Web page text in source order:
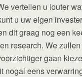
vertellen u louter
u uw eigen
dit graag nog een
research. We
gaan
nogal eens